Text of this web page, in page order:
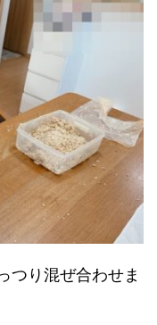
つり混ぜ合わせま